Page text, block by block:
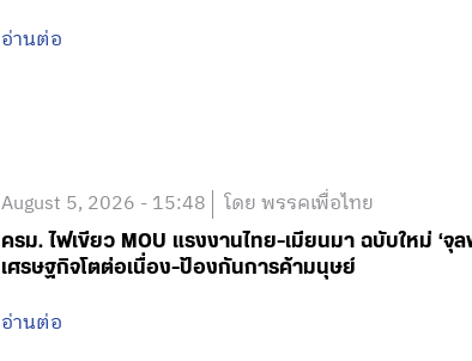
อ่านต่อ
August 5, 2026 - 15:48 โดย พรรคเพื่อไทย
ครม. ไฟเขียว MOU แรงงานไทย-เมียนมา ฉบับใหม่ ‘
เศรษฐกิจโตต่อเนื่อง-ป้องกันการค้ามนุษย์
อ่านต่อ